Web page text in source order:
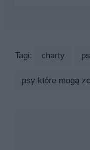
Tagi: charty
psy które mogą